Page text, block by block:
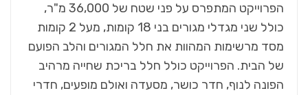
הפרוייקט המתפרס על פני שטח של 36,000 מ"ר,
כולל שני מגדלי מגורים בני 18 קומות, מעל 2 קומות
מסד מרשימות המהוות את חלל המגורים והלב הפועם
של הבית. הפרוייקט כולל חלל בריכת שחייה מרהיב
הפונה לנוף, חדר כושר, מסעדה ואולם מופעים, חדרי